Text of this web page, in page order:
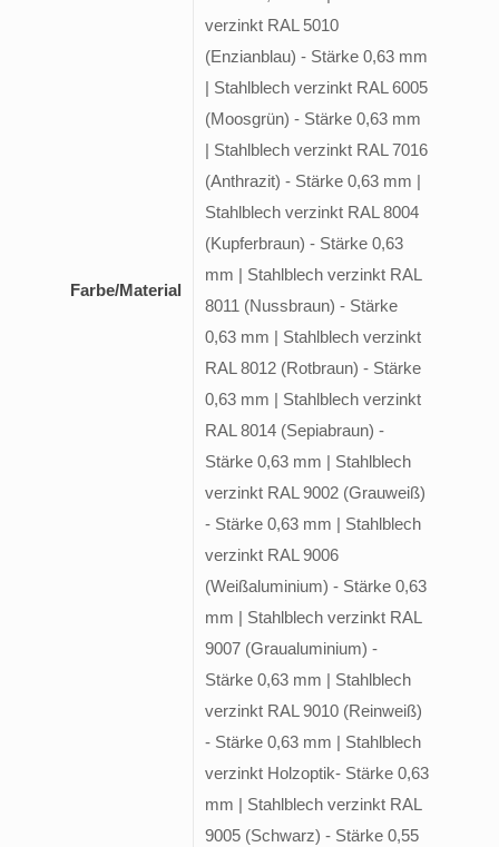
Farbe/Material
verzinkt RAL 5010
(Enzianblau) - Stärke 0,63 mm
| Stahlblech verzinkt RAL 6005
(Moosgrün) - Stärke 0,63 mm
| Stahlblech verzinkt RAL 7016
(Anthrazit) - Stärke 0,63 mm |
Stahlblech verzinkt RAL 8004
(Kupferbraun) - Stärke 0,63
mm | Stahlblech verzinkt RAL
8011 (Nussbraun) - Stärke
0,63 mm | Stahlblech verzinkt
RAL 8012 (Rotbraun) - Stärke
0,63 mm | Stahlblech verzinkt
RAL 8014 (Sepiabraun) -
Stärke 0,63 mm | Stahlblech
verzinkt RAL 9002 (Grauweiß)
- Stärke 0,63 mm | Stahlblech
verzinkt RAL 9006
(Weißaluminium) - Stärke 0,63
mm | Stahlblech verzinkt RAL
9007 (Graualuminium) -
Stärke 0,63 mm | Stahlblech
verzinkt RAL 9010 (Reinweiß)
- Stärke 0,63 mm | Stahlblech
verzinkt Holzoptik- Stärke 0,63
mm | Stahlblech verzinkt RAL
9005 (Schwarz) - Stärke 0,55